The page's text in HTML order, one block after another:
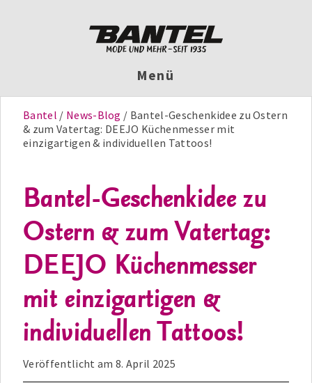
Menü
Bantel News-Blog
Bantel-Geschenkidee zu Ostern
& zum Vatertag: DEEJO Küchenmesser mit
einzigartigen & individuellen Tattoos!
Bantel-Geschenkidee zu
Ostern & zum Vatertag:
DEEJO Küchenmesser
mit einzigartigen &
individuellen Tattoos!
Veröffentlicht am 8. April 2025